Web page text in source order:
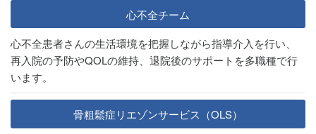
心不全チーム
心不全患者さんの生活環境を把握しながら指導介入を行い、
再入院の予防やQOLの維持、退院後のサポートを多職種で行
います。
骨粗鬆症リエゾンサービス（OLS）